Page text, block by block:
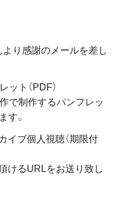
り感謝のメールを差し
ット（PDF）
で制作するパンフレッ
す。
イブ個人視聴（期限付
けるURLをお送り致し